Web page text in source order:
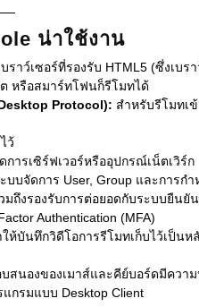
น่าใช้งาน
ราว์เซอร์ที่รองรับ HTML5 (ซึ่งเบร
หรือสมาร์ทโฟนก็รีโมทได้
Protocol): สำหรับรีโมทเ
ว้
ารเซิร์ฟเวอร์หรืออุปกรณ์เน็ตเวิร์ก
บบจัดการ User, Group และการก
มถึงรองรับการต่อยอดกับระบบยืนยั
Authentication (MFA)
ห้บันทึกวิดีโอการรีโมทเก็บไว้เป็นห
สนองของเมาส์และคีย์บอร์ดมีควา
กรมแบบ Desktop Client